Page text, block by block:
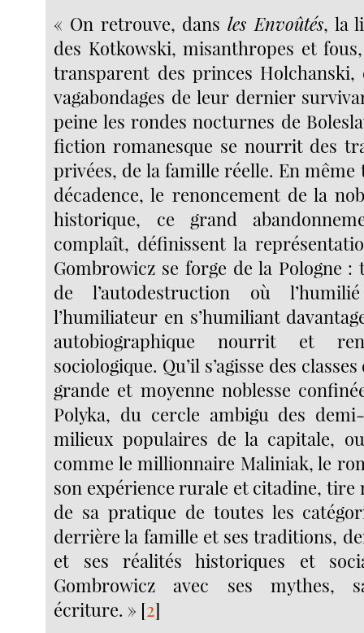
« On retrouve, dansles Envoûtés, la
des Kotkowski, misanthropes et
transparent des princes Holchanski,
vagabondages de leur dernier
peine les rondes nocturnes de
fiction romanesque se nourrit des
privées, de la famille réelle. En même
décadence, le renoncement de la
historique, ce grand
complaît, définissent la
Gombrowicz se forge de la Pologne
de l’autodestruction où
l’humiliateur en s’humiliant
autobiographique nourrit et
sociologique. Qu’il s’agisse des
grande et moyenne noblesse
Polyka, du cercle ambigu des
milieux populaires de la capitale, ou
comme le millionnaire Maliniak, le
son expérience rurale et citadine,
de sa pratique de toutes les
derrière la famille et ses traditions,
et ses réalités historiques et
Gombrowicz avec ses mythes,
écriture. » [2]